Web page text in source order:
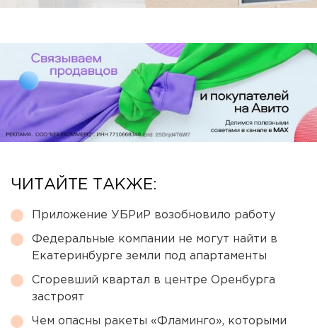
ЧИТАЙТЕ ТАКЖЕ:
Приложение УБРиР возобновило работу
Федеральные компании не могут найти в
Екатеринбурге земли под апартаменты
Сгоревший квартал в центре Оренбурга
застроят
Чем опасны ракеты «Фламинго», которыми